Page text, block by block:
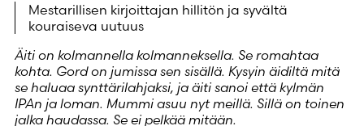
Mestarillisen kirjoittajan hillitön ja syvältä
kouraiseva uutuus
Äiti on kolmannella kolmanneksella. Se romahtaa
kohta. Gord on jumissa sen sisällä. Kysyin äidiltä mitä
se haluaa synttärilahjaksi, ja äiti sanoi että kylmän
IPAn ja loman. Mummi asuu nyt meillä. Sillä on toinen
jalka haudassa. Se ei pelkää mitään.